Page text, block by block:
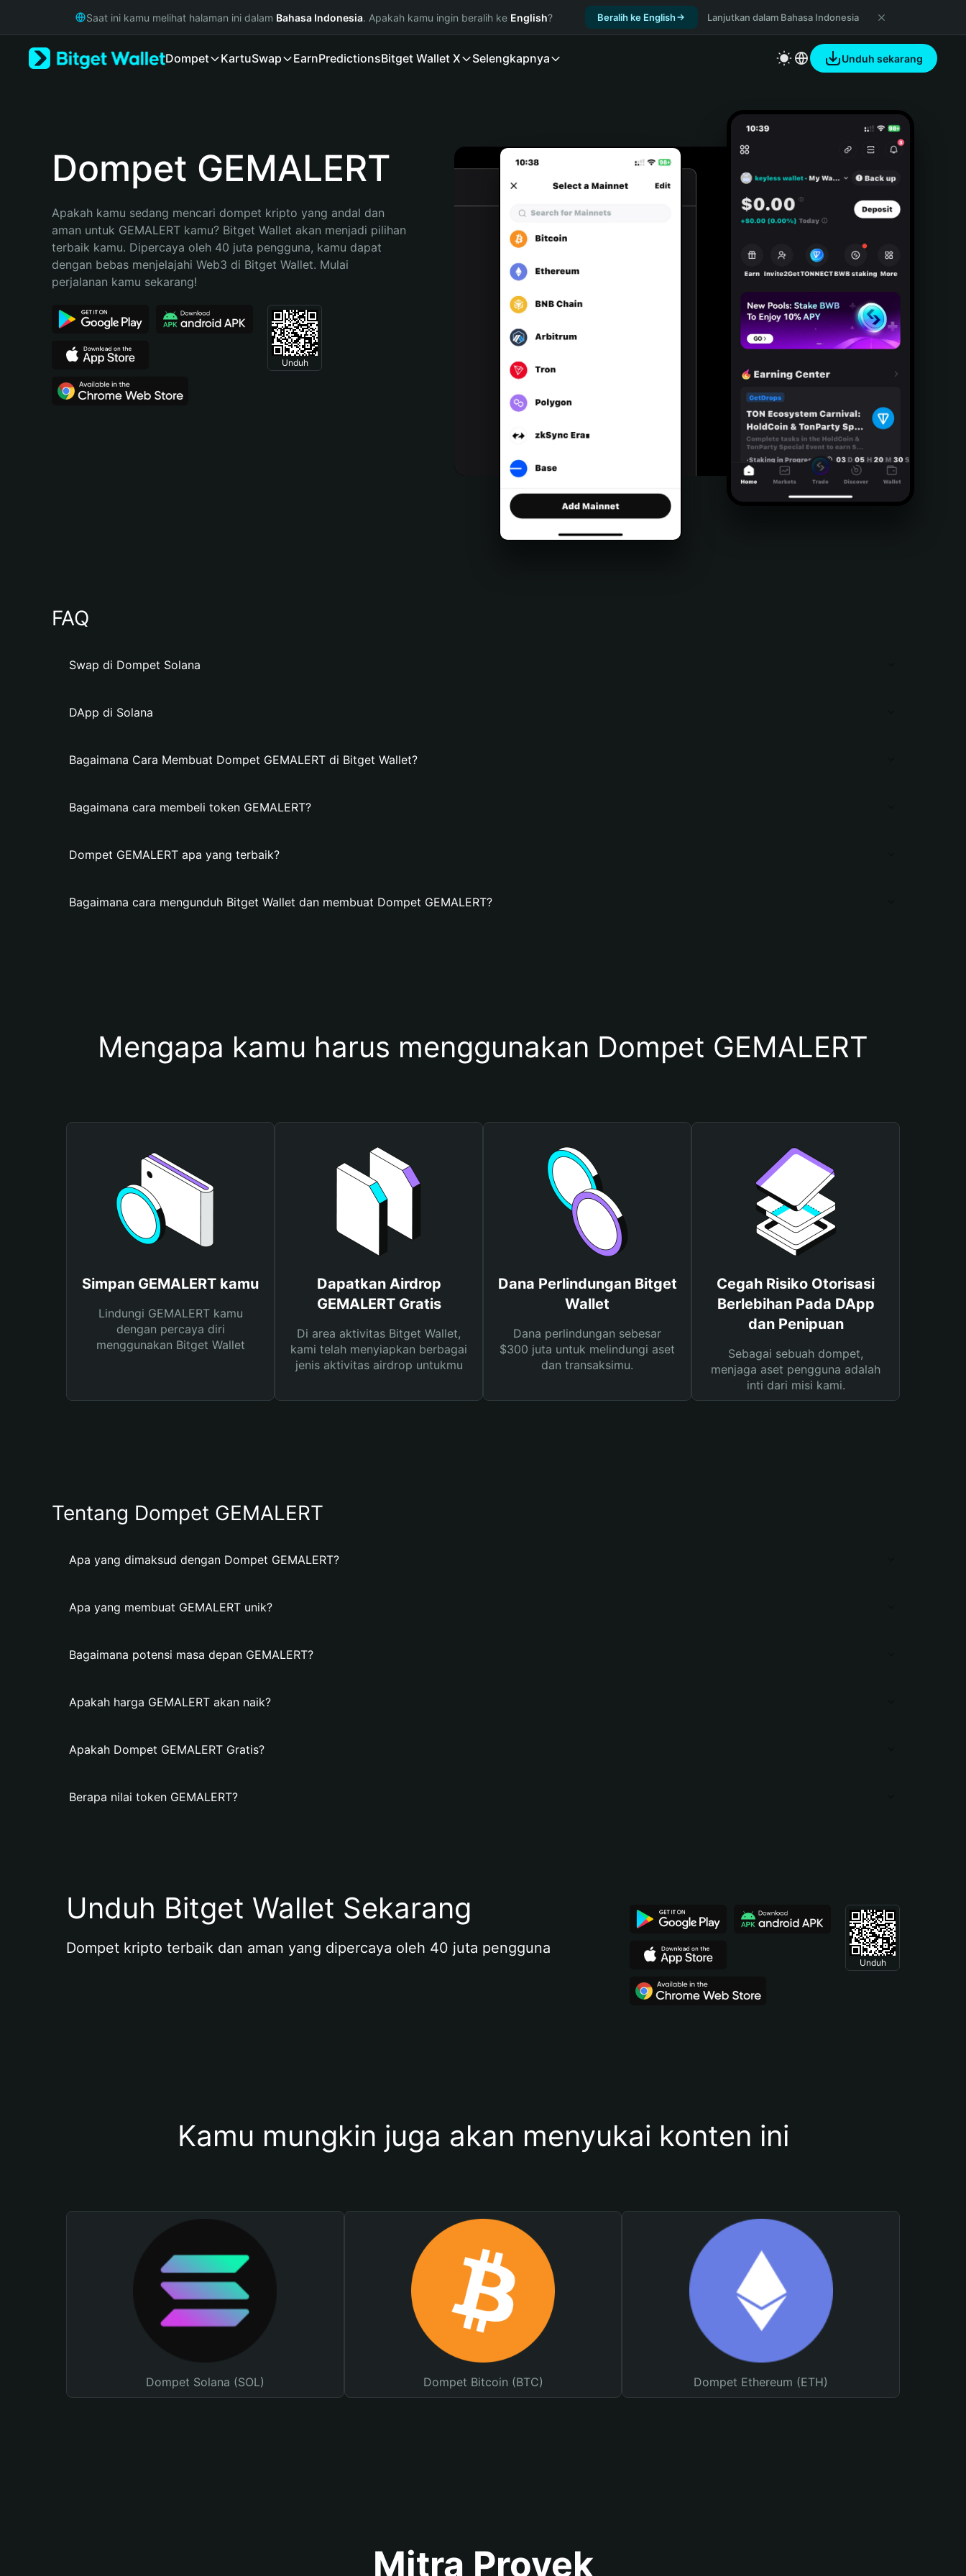
Русский
Bahasa Indonesia
Español (Argentina)
Saat ini kamu melihat halaman ini dalam Bahasa Indonesia. Apakah kamu ingin beralih ke English? Beralih ke English Lanjutkan dalam Bahasa Indonesia
Dompet KartuSwap EarnPredictionsBitget Wallet X Selengkapnya Unduh sekarang
Dompet GEMALERT
Apakah kamu sedang mencari dompet kripto yang andal dan
aman untuk GEMALERT kamu? Bitget Wallet akan menjadi pilihan
terbaik kamu. Dipercaya oleh 40 juta pengguna, kamu dapat
dengan bebas menjelajahi Web3 di Bitget Wallet. Mulai
perjalanan kamu sekarang!
Unduh
FAQ
Swap di Dompet Solana
DApp di Solana
Bagaimana Cara Membuat Dompet GEMALERT di Bitget Wallet?
Bagaimana cara membeli token GEMALERT?
Dompet GEMALERT apa yang terbaik?
Bagaimana cara mengunduh Bitget Wallet dan membuat Dompet GEMALERT?
Mengapa kamu harus menggunakan Dompet GEMALERT
Simpan GEMALERT kamu
Lindungi GEMALERT kamu
dengan percaya diri
menggunakan Bitget Wallet
Dapatkan Airdrop
GEMALERT Gratis
Di area aktivitas Bitget Wallet,
kami telah menyiapkan berbagai
jenis aktivitas airdrop untukmu
Dana Perlindungan Bitget
Wallet
Dana perlindungan sebesar
$300 juta untuk melindungi aset
dan transaksimu.
Cegah Risiko Otorisasi
Berlebihan Pada DApp
dan Penipuan
Sebagai sebuah dompet,
menjaga aset pengguna adalah
inti dari misi kami.
Tentang Dompet GEMALERT
Apa yang dimaksud dengan Dompet GEMALERT?
Apa yang membuat GEMALERT unik?
Bagaimana potensi masa depan GEMALERT?
Apakah harga GEMALERT akan naik?
Apakah Dompet GEMALERT Gratis?
Berapa nilai token GEMALERT?
Unduh Bitget Wallet Sekarang
Dompet kripto terbaik dan aman yang dipercaya oleh 40 juta pengguna
Unduh
Kamu mungkin juga akan menyukai konten ini
Dompet Solana (SOL) Dompet Bitcoin (BTC) Dompet Ethereum (ETH)
Mitra Proyek